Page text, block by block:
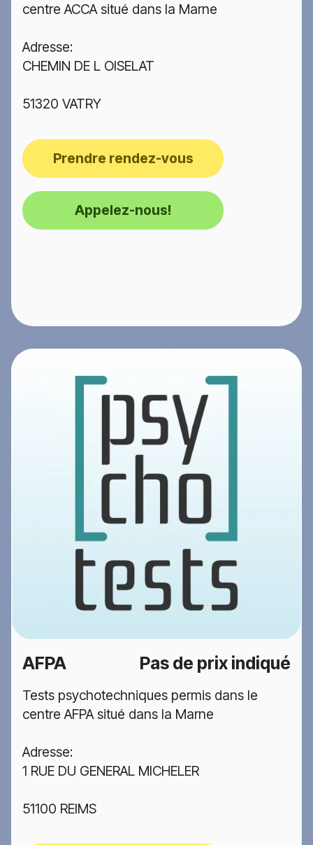
centre ACCA situé dans la Marne
Adresse:
CHEMIN DE L OISELAT
51320 VATRY
Prendre rendez-vous
Appelez-nous!
AFPA Pas de prix indiqué
Tests psychotechniques permis dans le
centre AFPA situé dans la Marne
Adresse:
1 RUE DU GENERAL MICHELER
51100 REIMS